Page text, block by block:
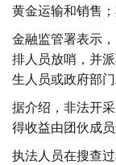
黄金运输和销售
金融监管署表示
排人员放哨，并
生人员或政府部
据介绍，非法开
得收益由团伙成员
执法人员在搜查